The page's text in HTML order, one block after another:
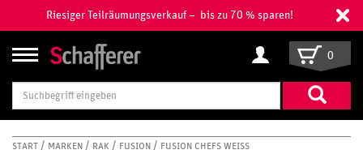
Riesiger Teilräumungsverkauf – bis zu 70 % sparen!
Suchbegriff
eingeben
0
START MARKEN RAK FUSION FUSION CHEFS WEISS